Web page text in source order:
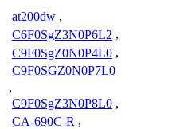
at200dw ,
C6F0SgZ3N0P6L2 ,
C9F0SgZ0N0P4L0 ,
C9F0SGZ0N0P7L0
,
C9F0SgZ3N0P8L0 ,
CA-690C-R ,